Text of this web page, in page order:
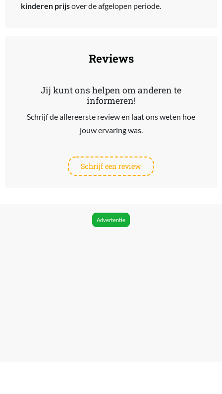
kinderen prijsover de afgelopen periode.
Reviews
Jij kunt ons helpen om anderen te
informeren!
Schrijf de allereerste review en laat ons weten hoe
jouw ervaring was.
Schrijf een review
Advertentie